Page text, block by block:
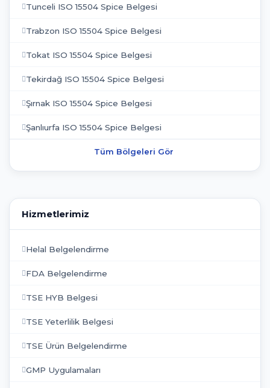
Tunceli ISO 15504 Spice Belgesi
Trabzon ISO 15504 Spice Belgesi
Tokat ISO 15504 Spice Belgesi
Tekirdağ ISO 15504 Spice Belgesi
Şırnak ISO 15504 Spice Belgesi
Şanlıurfa ISO 15504 Spice Belgesi
Tüm Bölgeleri Gör
Hizmetlerimiz
Helal Belgelendirme
FDA Belgelendirme
TSE HYB Belgesi
TSE Yeterlilik Belgesi
TSE Ürün Belgelendirme
GMP Uygulamaları